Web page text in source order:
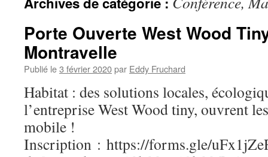
Porte Ouverte West Wood
Montravelle
Publié le3 février 2020par Eddy Fruchard
Habitat : des solutions locales,
l’entreprise West Wood tiny, ouvrent
mobile !
Inscription : https://forms.gle/